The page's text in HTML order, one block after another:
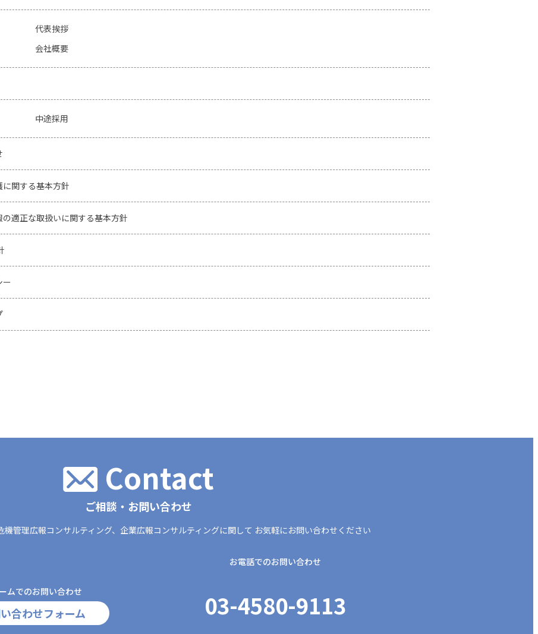
代表挨拶
会社概要
中途採用
関する基本方針
適正な取扱いに関する基本方針
ー
Contact
ご相談・お問い合わせ
機管理広報コンサルティング、 企業広報コンサルティングに関して お気軽にお問い合わせください
ムでのお問い合わせ
合わせフォーム
お電話でのお問い合わせ
03-4580-9113